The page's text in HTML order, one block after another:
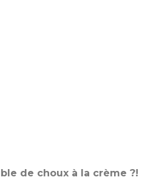
de choux à la crème ?!